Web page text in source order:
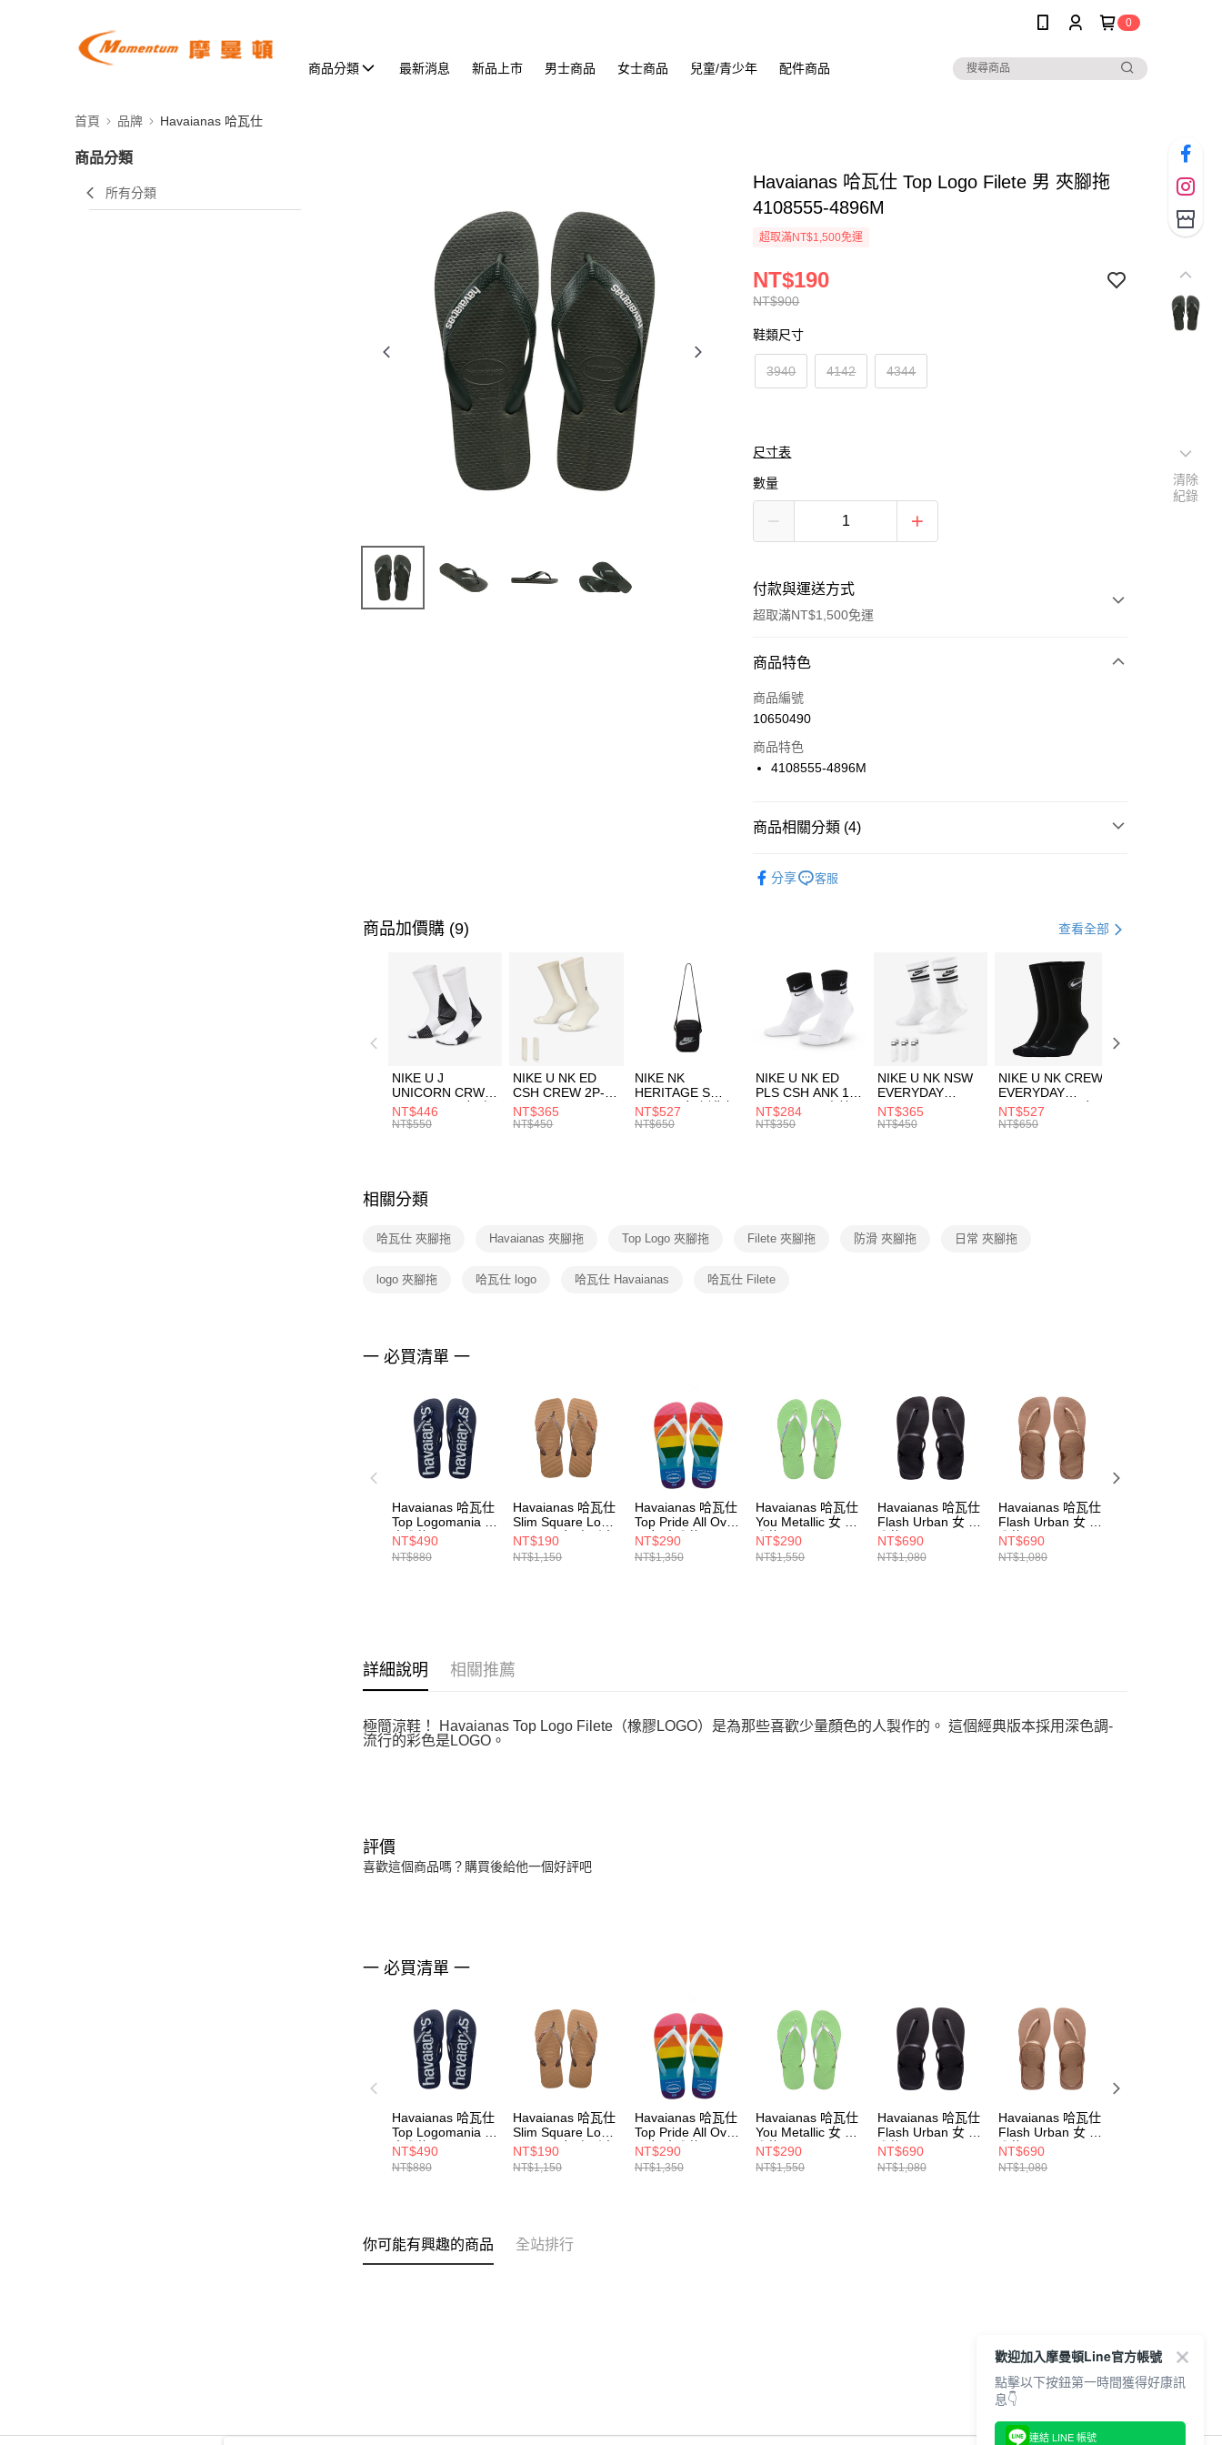
0
商品分類 最新消息 新品上市 男士商品 女士商品 兒童/青少年 配件商品
首頁 品牌 Havaianas 哈瓦仕
商品分類
所有分類
Havaianas 哈瓦仕 Top Logo Filete 男 夾腳拖
4108555-4896M
超取滿NT$1,500免運
NT$900
NT$190
鞋類尺寸
3940 4142 4344
尺寸表
數量
付款與運送方式
超取滿NT$1,500免運
付款方式
信用卡一次付款
上海商業儲蓄銀行
匯豐（台灣）商業銀行
台灣樂天信用卡公司
Apple Pay
AFTEE先享後付是「在收到商品之後才付款」的支付方式。 讓您購物簡單
便利好安心！
１．簡單：不需註冊會員、不需綁卡、不需儲值。
２．便利：只要手機號碼，簡訊認證，即可結帳。
３．安心：先確認商品／服務後，再付款。
【「AFTEE先享後付」結帳流程】
１．於結帳方式選擇「AFTEE先享後付」後，將跳轉至「AFTEE先享後
付」結帳頁面，進行簡訊認證並確認金額後，即可完成結帳。
２．訂單成立數日內，您將收到繳費通知簡訊。
是否繳費成功／繳費後需取消欲退款等相關疑問，請聯繫「AFTEE先享後
「AFTEE先享後付」，若未經同意申辦者引起之損失，本公司不負相關責
４．使用「AFTEE先享後付」時，將依據個別帳號之用戶狀況，依本公司
即時審查核予不同之上限額度；若仍有額度不足之情形，本公司將視審查
結果請求用戶進行身份認證。
形，恩沛科技股份有限公司將有權停止該用戶之使用額度並採取法律行
動。
運送方式
7-11取貨(快速到店)
每筆NT$100，滿NT$1,500(含以上)免運費
宅配
每筆NT$100，滿NT$1,500(含以上)免運費
商品特色
商品編號
10650490
商品特色
4108555-4896M
商品相關分類 (4)
分享 客服
商品加價購 (9) 查看全部
NIKE U J
UNICORN CRW
1PR -160 男女 中
統襪 FZ3393100
NT$446
NT$550
NIKE U NK ED
CSH CREW 2P-
144 EMBRDY 男
女 短統襪
NT$365
NT$450
NIKE NK
HERITAGE S
SMIT 男女 側背包
BA5871010
NT$527
NT$650
NIKE U NK ED
PLS CSH ANK 1P
144 DBL 男 中統
襪 DH4058104
NT$284
NT$350
NIKE U NK NSW
EVERYDAY
ESSENTIAL CR
男女 短統襪
NT$365
NT$450
NIKE U NK CREW
EVERYDAY
BBALL 3PR 男女
長統襪
NT$527
NT$650
相關分類
哈瓦仕 夾腳拖 Havaianas 夾腳拖 Top Logo 夾腳拖 Filete 夾腳拖 防滑 夾腳拖 日常 夾腳拖
logo 夾腳拖 哈瓦仕 logo 哈瓦仕 Havaianas 哈瓦仕 Filete
一 必買清單 一
Havaianas 哈瓦仕
Top Logomania 男
夾腳拖 4144264-
0555M
NT$490
NT$880
Havaianas 哈瓦仕
Slim Square Logo
Metallic 女 方形夾
腳拖 4148257-
3581W
NT$190
NT$1,150
Havaianas 哈瓦仕
Top Pride All Over
男女 夾腳拖
4145742-0031U
NT$290
NT$1,350
Havaianas 哈瓦仕
You Metallic 女 夾
腳拖 4135102-
1822W
NT$290
NT$1,550
Havaianas 哈瓦仕
Flash Urban 女 夾
腳拖 4000039-
0090W
NT$690
NT$1,080
Havaianas 哈瓦仕
Flash Urban 女 夾
腳拖 4000039-
3581W
NT$690
NT$1,080
詳細說明 相關推薦
極簡涼鞋！ Havaianas Top Logo Filete（橡膠LOGO）是為那些喜歡少量顏色的人製作的。 這個經典版本採用深色調-
流行的彩色是LOGO。
評價
喜歡這個商品嗎？購買後給他一個好評吧
一 必買清單 一
Havaianas 哈瓦仕
Top Logomania 男
夾腳拖 4144264-
0555M
NT$490
NT$880
Havaianas 哈瓦仕
Slim Square Logo
Metallic 女 方形夾
腳拖 4148257-
3581W
NT$190
NT$1,150
Havaianas 哈瓦仕
Top Pride All Over
男女 夾腳拖
4145742-0031U
NT$290
NT$1,350
Havaianas 哈瓦仕
You Metallic 女 夾
腳拖 4135102-
1822W
NT$290
NT$1,550
Havaianas 哈瓦仕
Flash Urban 女 夾
腳拖 4000039-
0090W
NT$690
NT$1,080
Havaianas 哈瓦仕
Flash Urban 女 夾
腳拖 4000039-
3581W
NT$690
NT$1,080
你可能有興趣的商品 全站排行
清除
紀錄
歡迎加入摩曼頓Line官方帳號
點擊以下按鈕第一時間獲得好康訊
息👇
連結 LINE 帳號